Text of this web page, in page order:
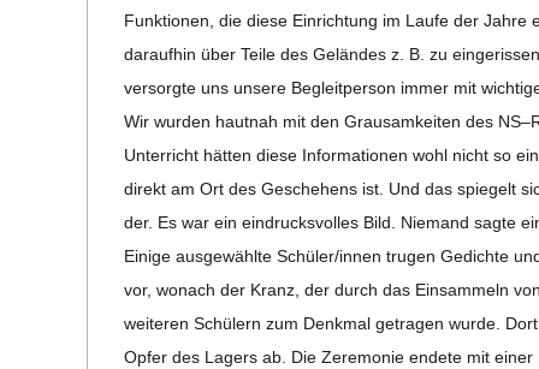
Funk­tio­nen, die diese Ein­rich­tung im Laufe der
dar­auf­hin über Teile des Gelän­des z. B. zu
ver­sorgte uns unsere Begleit­per­son immer mit
Wir wur­den haut­nah mit den Grau­sam­kei­ten des
Unter­richt hät­ten diese Infor­ma­tio­nen wohl nicht so
direkt am Ort des Gesche­hens ist. Und das spie­gelt
der. Es war ein ein­drucks­vol­les Bild. Nie­mand sagte
Einige aus­ge­wählte Schüler/​​innen tru­gen Gedichte
vor, wonach der Kranz, der durch das Ein­sam­meln
wei­te­ren Schü­lern zum Denk­mal getra­gen wurde.
Opfer des Lagers ab. Die Zere­mo­nie endete mit